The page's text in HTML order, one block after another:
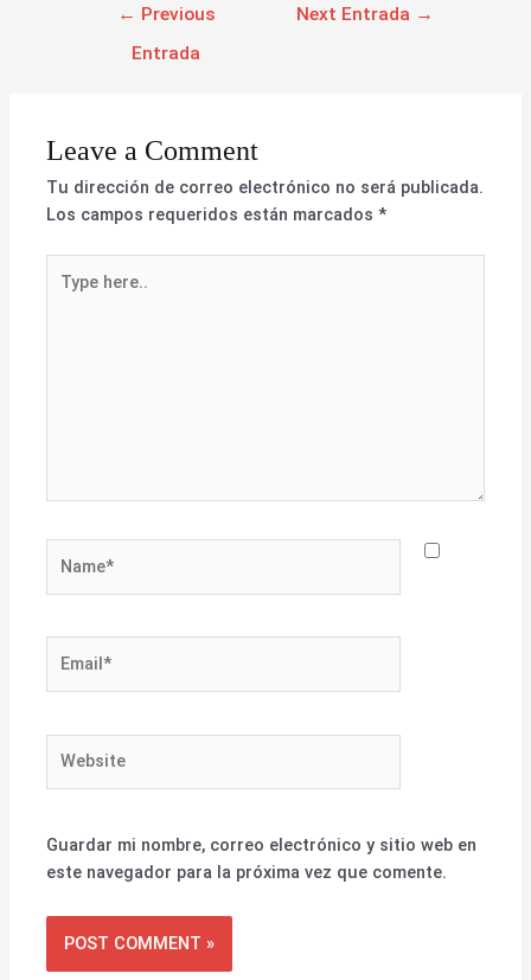
← Previous
Entrada
Next Entrada →
Leave a Comment
Tu dirección de correo electrónico no será publicada.
Los campos requeridos están marcados*
here..
Guardar mi nombre, correo electrónico y sitio web en
este navegador para la próxima vez que comente.